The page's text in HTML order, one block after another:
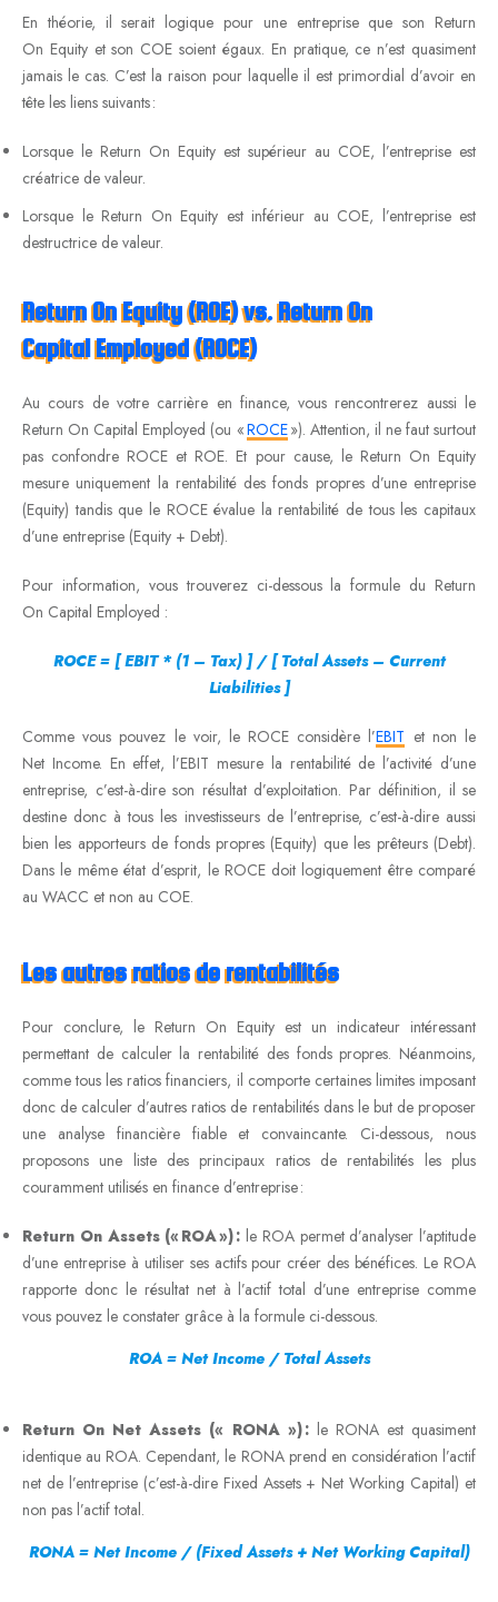
En théorie, il serait logique pour une entreprise que son Return
On Equity et son COE soient égaux. En pratique, ce n’est quasiment
jamais le cas. C’est la raison pour laquelle il est primordial d’avoir en
tête les liens suivants :
Lorsque le Return On Equity est supérieur au COE, l’entreprise est
créatrice de valeur.
Lorsque le Return On Equity est inférieur au COE, l’entreprise est
destructrice de valeur.
Return On Equity (ROE) vs. Return On
Capital Employed (ROCE)
Au cours de votre carrière en finance, vous rencontrerez aussi le
Return On Capital Employed (ou «ROCE»). Attention, il ne faut surtout
pas confondre ROCE et ROE. Et pour cause, le Return On Equity
mesure uniquement la rentabilité des fonds propres d’une entreprise
(Equity) tandis que le ROCE évalue la rentabilité de tous les capitaux
d’une entreprise (Equity + Debt).
Pour information, vous trouverez ci-dessous la formule du Return
On Capital Employed :
ROCE = [ EBIT * (1 – Tax) ] / [ Total Assets – Current
Liabilities ]
Comme vous pouvez le voir, le ROCE considère l’EBIT et non le
Net Income. En effet, l’EBIT mesure la rentabilité de l’activité d’une
entreprise, c’est-à-dire son résultat d’exploitation. Par définition, il se
destine donc à tous les investisseurs de l’entreprise, c’est-à-dire aussi
bien les apporteurs de fonds propres (Equity) que les prêteurs (Debt).
Dans le même état d’esprit, le ROCE doit logiquement être comparé
au WACC et non au COE.
Les autres ratios de rentabilités
Pour conclure, le Return On Equity est un indicateur intéressant
permettant de calculer la rentabilité des fonds propres. Néanmoins,
comme tous les ratios financiers, il comporte certaines limites imposant
donc de calculer d’autres ratios de rentabilités dans le but de proposer
une analyse financière fiable et convaincante. Ci-dessous, nous
proposons une liste des principaux ratios de rentabilités les plus
couramment utilisés en finance d’entreprise :
Return On Assets (« ROA ») : le ROA permet d’analyser l’aptitude
d’une entreprise à utiliser ses actifs pour créer des bénéfices. Le ROA
rapporte donc le résultat net à l’actif total d’une entreprise comme
vous pouvez le constater grâce à la formule ci-dessous.
ROA = Net Income / Total Assets
Return On Net Assets (« RONA ») :le RONA est quasiment
identique au ROA. Cependant, le RONA prend en considération l’actif
net de l’entreprise (c’est-à-dire Fixed Assets + Net Working Capital) et
non pas l’actif total.
RONA = Net Income / (Fixed Assets + Net Working Capital)